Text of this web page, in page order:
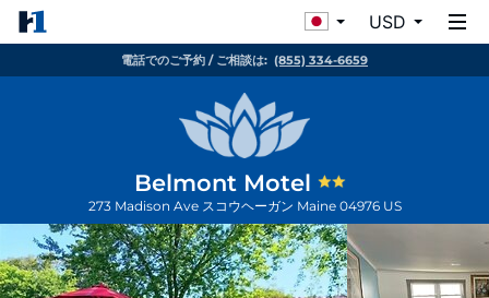
USD
電話でのご予約 / ご相談は: (855) 334-6659
Belmont Motel
273 Madison Ave スコウヘーガン Maine 04976 US